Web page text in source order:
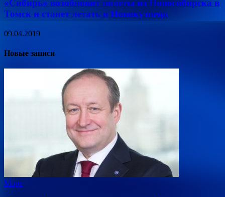
«Сибирь» возобновит полеты из Новосибирска в
Томск и станет летать в Новокузнецк
09.04.2019
Новые записи
Море